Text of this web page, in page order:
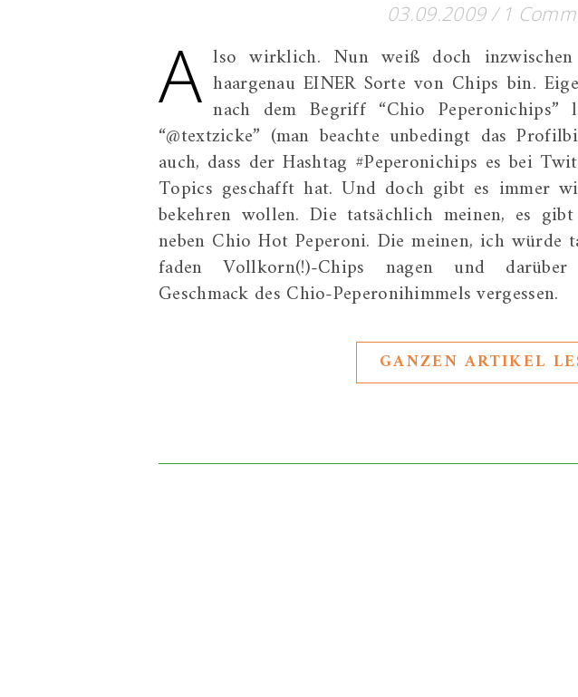
03.09.2009 / 1
A lso wirklich. Nun weiß doch
haargenau EINER Sorte von Chips bin.
nach dem Begriff “Chio
“@textzicke” (man beachte unbedingt das
auch, dass der Hashtag #Peperonichips es bei
Topics geschafft hat. Und doch gibt es immer
bekehren wollen. Die tatsächlich meinen, es
neben Chio Hot Peperoni. Die meinen, ich würde
faden Vollkorn(!)-Chips nagen und darüber
Geschmack des Chio-Peperonihimmels vergessen.
GANZEN ARTIKEL